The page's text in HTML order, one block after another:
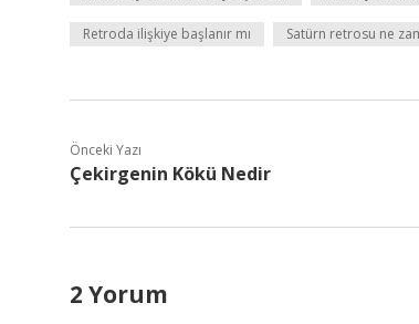
Retroda ilişkiye başlanır mı Satürn retrosu ne
Önceki Yazı
Çekirgenin Kökü Nedir
2 Yorum